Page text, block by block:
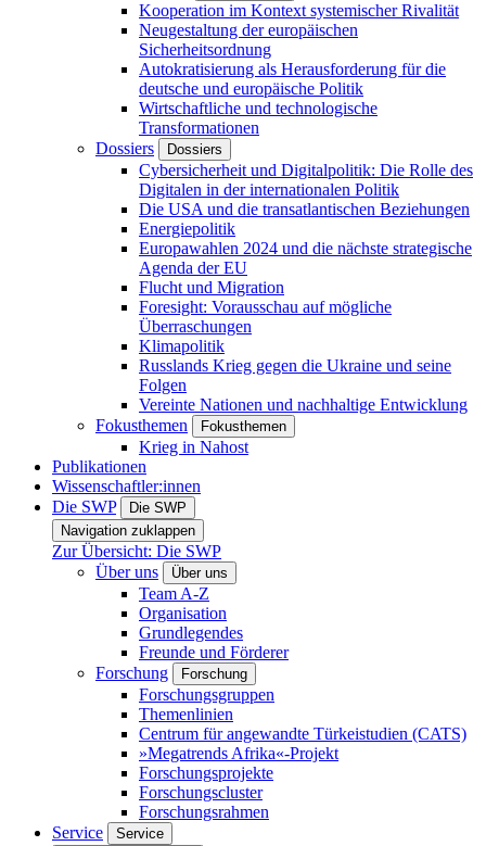
Kooperation im Kontext systemischer Rivalität
Neugestaltung der europäischen
Sicherheitsordnung
Autokratisierung als Herausforderung für die
deutsche und europäische Politik
Wirtschaftliche und technologische
Transformationen
Dossiers
Dossiers
Cybersicherheit und Digitalpolitik: Die Rolle des
Digitalen in der internationalen Politik
Die USA und die transatlantischen Beziehungen
Energiepolitik
Europawahlen 2024 und die nächste strategische
Agenda der EU
Flucht und Migration
Foresight: Vorausschau auf mögliche
Überraschungen
Klimapolitik
Russlands Krieg gegen die Ukraine und seine
Folgen
Vereinte Nationen und nachhaltige Entwicklung
Fokusthemen
Fokusthemen
Krieg in Nahost
Publikationen
Wissenschaftler:innen
Die SWP
Die SWP
Navigation zuklappen
Zur Übersicht: Die SWP
Über uns
Über uns
Team A-Z
Organisation
Grundlegendes
Freunde und Förderer
Forschung
Forschung
Forschungsgruppen
Themenlinien
Centrum für angewandte Türkeistudien (CATS)
»Megatrends Afrika«-Projekt
Forschungsprojekte
Forschungscluster
Forschungsrahmen
Service
Service